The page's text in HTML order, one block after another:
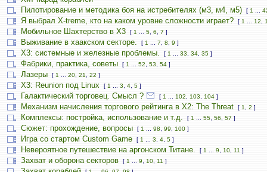
Пилотирование и методика боя на истребителях (м3, м4, м5)
[ 1
Я выбрал X-treme, кто на каком уровне сложности играет? [ 1 12
Мобильное Шахтерство в Х3 [ 1 5 6 7 ]
Выживание в хаакском секторе. [ 1 7 8 9 ]
Х3: системные и железные проблемы. [ 1 33 34 35 ]
Фабрики, практика, советы [ 1 52 53 54 ]
Лазеры [ 1 20 21 22 ]
X3: Reunion под Linux [ 1 3 4 5 ]
Галактический торговец. Смысл ? [ 1 102 103 104 ]
Механизм начисления торгового рейтинга в Х2: The Threat [ 1 2 ]
Комплексы: постройка, использование и т.д. [ 1 55 56 57 ]
Сюжет: прохождение, вопросы [ 1 98 99 100 ]
Игра со стартом Custom Game [ 1 3 4 5 ]
Невероятное путешествие на аргонском Титане. [ 1 9 10 11 ]
Захват и оборона секторов [ 1 9 10 11 ]